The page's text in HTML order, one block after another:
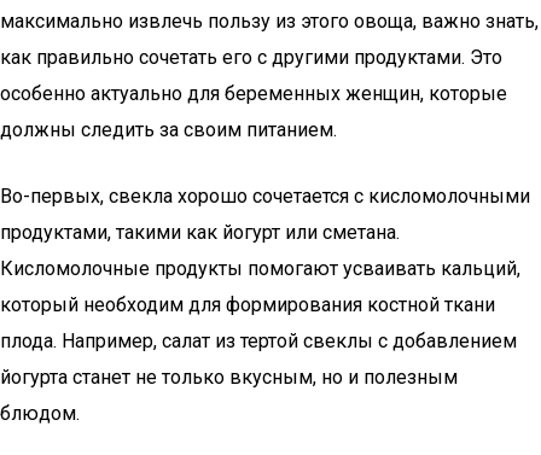
максимально извлечь пользу из этого овоща, важно знать,
как правильно сочетать его с другими продуктами. Это
особенно актуально для беременных женщин, которые
должны следить за своим питанием.
Во-первых, свекла хорошо сочетается с кисломолочными
продуктами, такими как йогурт или сметана.
Кисломолочные продукты помогают усваивать кальций,
который необходим для формирования костной ткани
плода. Например, салат из тертой свеклы с добавлением
йогурта станет не только вкусным, но и полезным
блюдом.